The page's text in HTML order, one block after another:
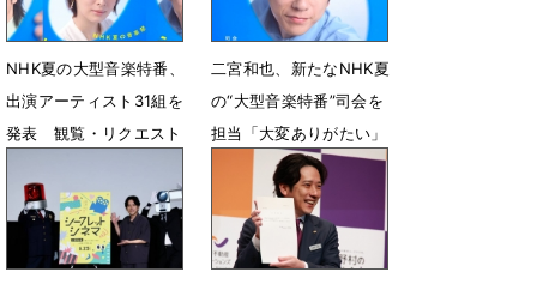
NHK夏の大型音楽特番、
出演アーティスト31組を
発表 観覧・リクエスト
7月3日 22時00分
二宮和也、新たなNHK夏
の“大型音楽特番”司会を
担当「大変ありがたい」
7月2日 14時00分